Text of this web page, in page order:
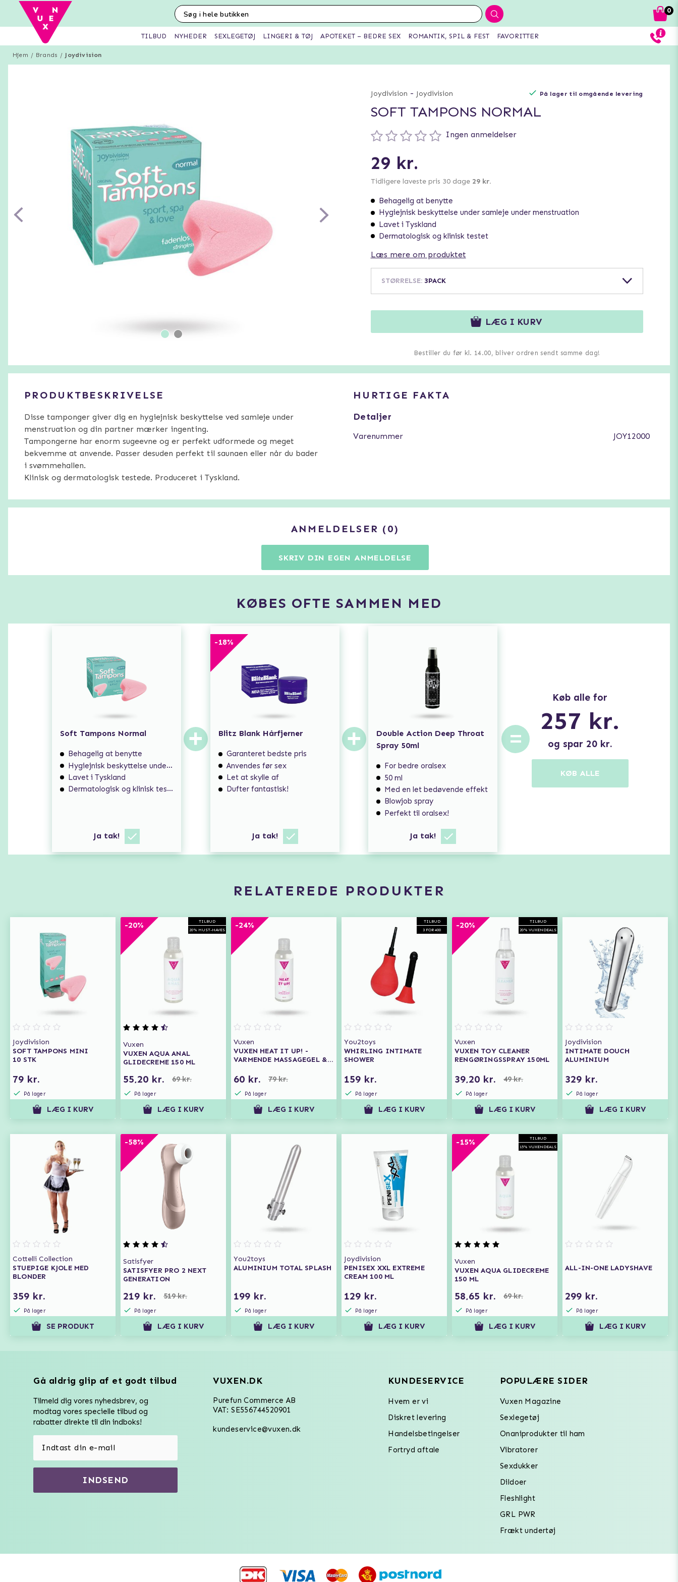
Hjem Brands Joydivision
Joydivision - Joydivision På lager til omgående levering
SOFT TAMPONS NORMAL
Ingen anmeldelser
29 kr.
Tidligere laveste pris 30 dage 29 kr.
Behagelig at benytte
Hygiejnisk beskyttelse under samleje under menstruation
Lavet i Tyskland
Dermatologisk og klinisk testet
Læs mere om produktet
STØRRELSE: 3PACK
LÆG I KURV
Bestiller du før kl. 14.00, bliver ordren sendt samme dag!
PRODUKTBESKRIVELSE
Disse tamponger giver dig en hygiejnisk beskyttelse ved samleje under
menstruation og din partner mærker ingenting.
Tampongerne har enorm sugeevne og er perfekt udformede og meget
bekvemme at anvende. Passer desuden perfekt til saunaen eller når du bader
i svømmehallen.
Klinisk og dermatologisk testede. Produceret i Tyskland.
HURTIGE FAKTA
Detaljer
Varenummer JOY12000
ANMELDELSER 0
SKRIV DIN EGEN ANMELDELSE
KØBES OFTE SAMMEN MED
Soft Tampons Normal
Behagelig at benytte
Hygiejnisk beskyttelse under samleje under menstruation
Lavet i Tyskland
Dermatologisk og klinisk testet
Ja tak!
+
-18%
Blitz Blank Hårfjerner
Garanteret bedste pris
Anvendes før sex
Let at skylle af
Dufter fantastisk!
Ja tak!
+
Double Action Deep Throat
Spray 50ml
For bedre oralsex
50 ml
Med en let bedøvende effekt
Blowjob spray
Perfekt til oralsex!
Ja tak!
=
Køb alle for
257 kr.
og spar 20kr.
KØB ALLE
RELATEREDE PRODUKTER
Joydivision
SOFT TAMPONS MINI
10 STK
79 kr.
På lager
LÆG I KURV
TILBUD
20% MUST-HAVES
-20%
Vuxen
VUXEN AQUA ANAL
GLIDECREME 150 ML
55,20 kr. 69 kr.
På lager
LÆG I KURV
-24%
Vuxen
VUXEN HEAT IT UP! -
VARMENDE MASSAGEGEL &
60 kr. 79 kr.
På lager
LÆG I KURV
TILBUD
3 FOR 400
You2toys
WHIRLING INTIMATE
SHOWER
159 kr.
På lager
LÆG I KURV
TILBUD
20% VUXENDEALS
-20%
Vuxen
VUXEN TOY CLEANER
RENGØRINGSSPRAY 150ML
39,20 kr. 49 kr.
På lager
LÆG I KURV
Joydivision
INTIMATE DOUCH
ALUMINIUM
329 kr.
På lager
LÆG I KURV
Cottelli Collection
STUEPIGE KJOLE MED
BLONDER
359 kr.
På lager
SE PRODUKT
-58%
Satisfyer
SATISFYER PRO 2 NEXT
GENERATION
219 kr. 519 kr.
På lager
LÆG I KURV
You2toys
ALUMINIUM TOTAL SPLASH
199 kr.
På lager
LÆG I KURV
Joydivision
PENISEX XXL EXTREME
CREAM 100 ML
129 kr.
På lager
LÆG I KURV
TILBUD
15% VUXENDEALS
-15%
Vuxen
VUXEN AQUA GLIDECREME
150 ML
58,65 kr. 69 kr.
På lager
LÆG I KURV
ALL-IN-ONE LADYSHAVE
299 kr.
På lager
LÆG I KURV
0
TILBUD NYHEDER SEXLEGETØJ LINGERI & TØJ APOTEKET – BEDRE SEX ROMANTIK, SPIL & FEST FAVORITTER
Gå aldrig glip af et godt tilbud
Tilmeld dig vores nyhedsbrev, og
modtag vores specielle tilbud og
rabatter direkte til din indboks!
INDSEND
VUXEN.DK
Purefun Commerce AB
VAT: SE556744520901
kundeservice@vuxen.dk
KUNDESERVICE
Hvem er vi
Diskret levering
Handelsbetingelser
Fortryd aftale
POPULÆRE SIDER
Vuxen Magazine
Sexlegetøj
Onaniprodukter til ham
Vibratorer
Sexdukker
Dildoer
Fleshlight
GRL PWR
Frækt undertøj